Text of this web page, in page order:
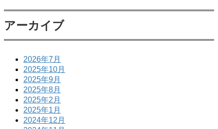
アーカイブ
2026年7月
2025年10月
2025年9月
2025年8月
2025年2月
2025年1月
2024年12月